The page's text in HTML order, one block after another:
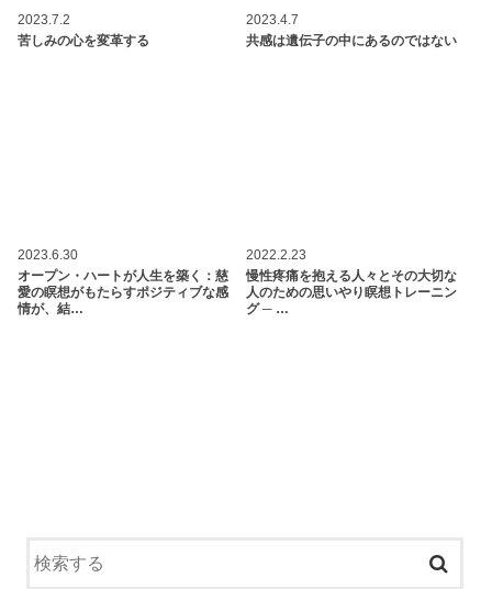
2023.7.2
苦しみの心を変革する
2023.4.7
共感は遺伝子の中にあるのではない
2023.6.30
オープン・ハートが人生を築く：慈
愛の瞑想がもたらすポジティブな感
情が、結…
2022.2.23
慢性疼痛を抱える人々とその大切な
人のための思いやり瞑想トレーニン
グ ─ …